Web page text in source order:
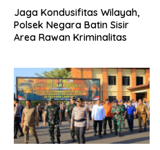
Jaga Kondusifitas Wilayah,
Polsek Negara Batin Sisir
Area Rawan Kriminalitas